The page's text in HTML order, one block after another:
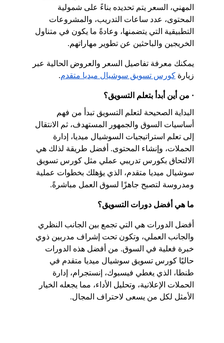
المهني، السعر يتم تحديده بناءً على شمولية
المحتوى، عدد ساعات التدريب، والمشروعات
التطبيقية التي يتضمنها، وعادةً ما يكون في متناول
الخريجين والباحثين عن تطوير مهاراتهم.
يمكنك معرفة تفاصيل السعر والعروض الحالية عبر
زيارة كورس تسويق سوشيال ميديا متقدم.
· من أين أبدأ بتعلم التسويق؟
البداية الصحيحة لتعلم التسويق تبدأ من فهم
أساسيات السوق والجمهور المستهدف، ثم الانتقال
إلى تعلم استراتيجيات السوشيال ميديا، إدارة
الحملات، وإنشاء المحتوى. أفضل طريقة لذلك هي
الالتحاق بكورس تدريبي عملي مثل كورس تسويق
سوشيال ميديا متقدم، الذي يؤهلك بخطوات عملية
ومدروسة لتصبح جاهزًا لسوق العمل مباشرةً.
ما هي أفضل دورات التسويق؟
أفضل الدورات هي التي تجمع بين الجانب النظري
والجانب العملي، وتكون تحت إشراف مدربين ذوي
خبرة فعلية في السوق. من أفضل هذه الدورات
حاليًا كورس تسويق سوشيال ميديا متقدم في
طنطا، الذي يغطي فيسبوك، إنستجرام، إدارة
الحملات الإعلانية، وتحليل الأداء، مما يجعله الخيار
الأمثل لكل من يسعى لاحتراف المجال.